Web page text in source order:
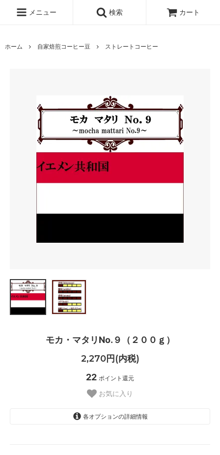
メニュー 検索 カート
ホーム 自家焙煎コーヒー豆 ストレートコーヒー
モカ・マタリNo.９（２００ｇ）
2,270円(内税)
22 ポイント還元
お気に入り
各オプションの詳細情報